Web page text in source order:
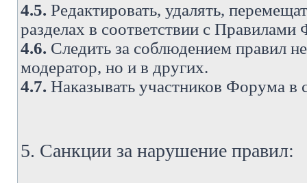
4.5. Редактировать, удалять,
разделах в соответствии с
4.6. Следить за соблюдением правил
модератор, но и в других.
4.7. Наказывать участников Форума
5. Санкции за нарушение правил: